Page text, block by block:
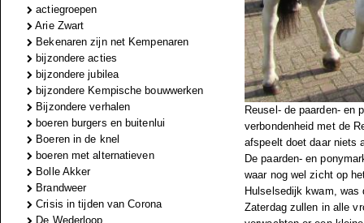
actiegroepen
Arie Zwart
Bekenaren zijn net Kempenaren
bijzondere acties
bijzondere jubilea
bijzondere Kempische bouwwerken
Bijzondere verhalen
boeren burgers en buitenlui
Boeren in de knel
boeren met alternatieven
Bolle Akker
Brandweer
Crisis in tijden van Corona
De Wederloop
Reusel- de paarden- en
verbondenheid met de
afspeelt doet daar niets
De paarden- en
waar nog wel zicht op
Hulselsedijk kwam, was
Zaterdag zullen in alle